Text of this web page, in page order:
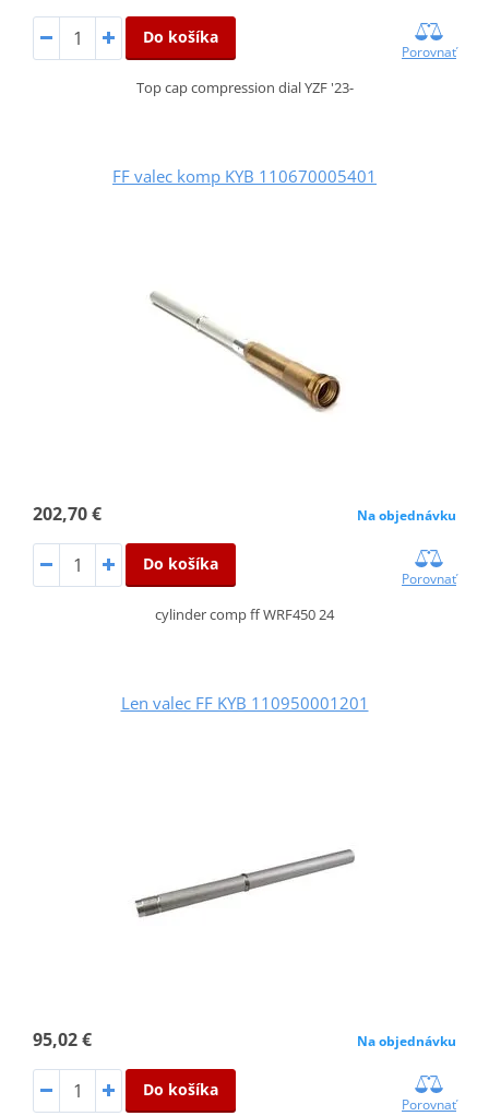
Do košíka
Porovnať
Top cap compression dial YZF '23-
FF valec komp KYB 110670005401
202,70 € Na objednávku
Do košíka
Porovnať
cylinder comp ff WRF450 24
Len valec FF KYB 110950001201
95,02 € Na objednávku
Do košíka
Porovnať